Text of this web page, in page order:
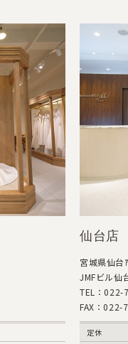
仙台店
宮城県仙
JMFビル仙
TEL：022-
FAX：022-
定休